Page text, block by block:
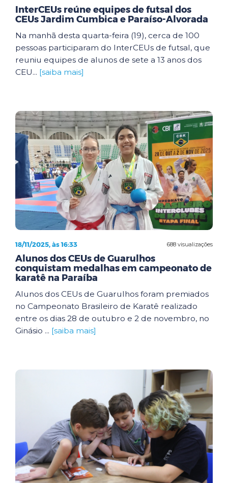
InterCEUs reúne equipes de futsal dos
CEUs Jardim Cumbica e Paraíso-Alvorada
Na manhã desta quarta-feira (19), cerca de 100
pessoas participaram do InterCEUs de futsal, que
reuniu equipes de alunos de sete a 13 anos dos
CEU... [saiba mais]
688 visualizações
18/11/2025, às 16:33
Alunos dos CEUs de Guarulhos
conquistam medalhas em campeonato de
karatê na Paraíba
Alunos dos CEUs de Guarulhos foram premiados
no Campeonato Brasileiro de Karatê realizado
entre os dias 28 de outubro e 2 de novembro, no
Ginásio ... [saiba mais]